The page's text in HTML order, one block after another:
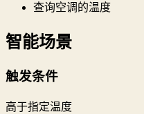
查询空调的温度
智能场景
触发条件
高于指定温度